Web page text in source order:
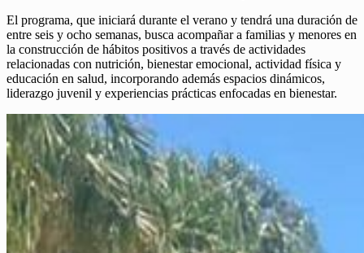
El programa, que iniciará durante el verano y tendrá una duración de
entre seis y ocho semanas, busca acompañar a familias y menores en
la construcción de hábitos positivos a través de actividades
relacionadas con nutrición, bienestar emocional, actividad física y
educación en salud, incorporando además espacios dinámicos,
liderazgo juvenil y experiencias prácticas enfocadas en bienestar.